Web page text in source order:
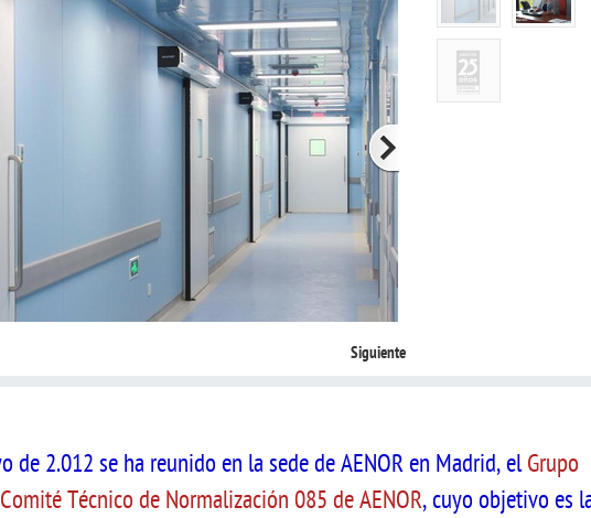
Siguiente
de 2.012 se ha reunido en la sede de AENOR en Madrid, elGrupo
Técnico de Normalización 085 de AENOR, cuyo objetivo es